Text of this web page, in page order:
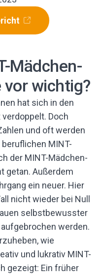
Mädchen-
wichtig?
hat sich in den
Doch
und oft werden
MINT-
der MINT-Mädchen-
getan. Außerdem
ein neuer. Hier
nicht wieder bei Null
selbstbewusster
werden.
wie
und lukrativ MINT-
gezeigt: Ein früher